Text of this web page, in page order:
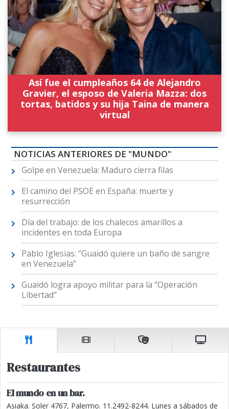
Así fue el cumpleaños 64 de Alejandro
Gravier, el esposo de Valeria Mazza: dos
tortas, batidos y su hija Taina de manera
virtual
NOTICIAS ANTERIORES DE "MUNDO"
Golpe en Venezuela: Maduro cierra filas
El camino del PSOE en España: muerte y
resurrección
Día del trabajo: de los chalecos amarillos a
incidentes en toda Europa
Pablo Iglesias: “Guaidó quiere un baño de sangre
en Venezuela”
Guaidó logra apoyo militar para la "Operación
Libertad"
Restaurantes
El mundo en un bar.
Asiaka. Soler 4767, Palermo. 11.2492-8244. Lunes a sábados de